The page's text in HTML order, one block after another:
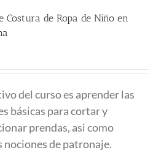
Costura de Ropa de Niño en
del curso es aprender las
básicas para cortar y
prendas, asi como
nociones de patronaje.